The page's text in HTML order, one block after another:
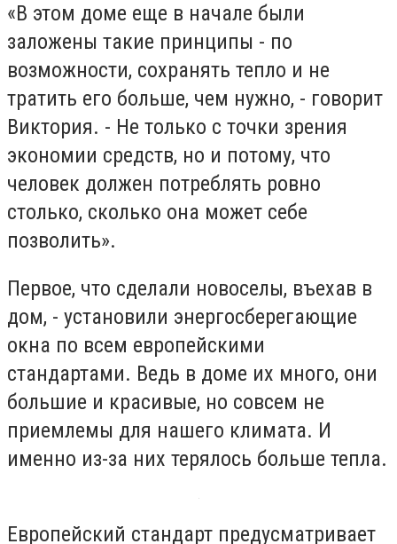
«В этом доме еще в начале были
заложены такие принципы - по
возможности, сохранять тепло и не
тратить его больше, чем нужно, - говорит
Виктория. - Не только с точки зрения
экономии средств, но и потому, что
человек должен потреблять ровно
столько, сколько она может себе
позволить».
Первое, что сделали новоселы, въехав в
дом, - установили энергосберегающие
окна по всем европейскими
стандартами. Ведь в доме их много, они
большие и красивые, но совсем не
приемлемы для нашего климата. И
именно из-за них терялось больше тепла.
Европейский стандарт предусматривает